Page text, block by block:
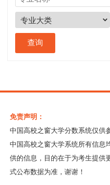
免责声明：
中国高校之窗大学分数系统仅供
中国高校之窗大学系统所有信息
供的信息，目的在于为考生提供
式公布数据为准，谢谢！